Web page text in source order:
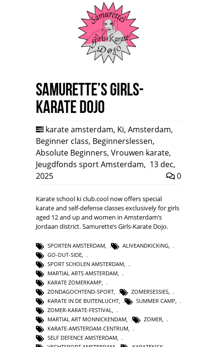
Samurette’s Girls-
Karate Dojo
karate amsterdam, Ki, Amsterdam,
Beginner class, Beginnerslessen,
Absolute Beginners, Vrouwen karate,
Jeugdfonds sport Amsterdam, 13 dec,
2025
0
Karate school ki club.cool now offers special
karate and self-defense classes exclusively for girls
aged 12 and up and women in Amsterdam’s
Jordaan district. Samurette’s Girls-Karate Dojo.
SPORTEN AMSTERDAM ALIVEANDKICKING
GO-OUT-SIDE
SPORT SCHOLEN AMSTERDAM
MARTIAL ARTS AMSTERDAM
KARATE ZOMERKAMP
ZONDAGOCHTEND-SPORT
ZOMERSESSIES
KARATE IN DE BUITENLUCHT
SUMMER CAMP
ZOMER-KARATE-FESTIVAL,
MARTIAL ART MONNICKENDAM, ZOMER,
KARATE-AMSTERDAM-CENTRUM,
SELF DEFENCE AMSTERDAM,